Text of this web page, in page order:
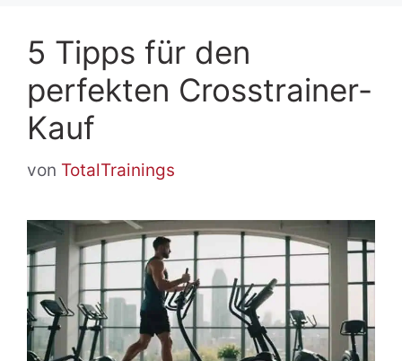
5 Tipps für den
perfekten Crosstrainer-
Kauf
von TotalTrainings